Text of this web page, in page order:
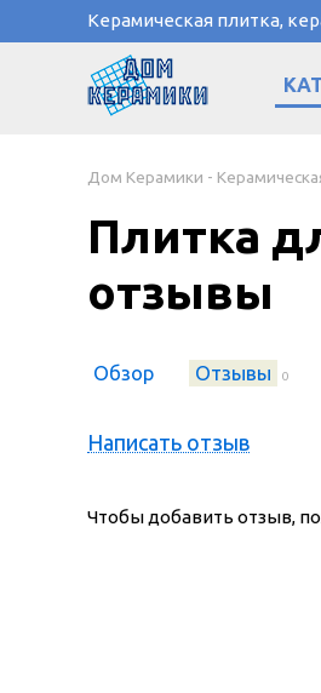
Керамическая плитка,
Дом Керамики -
Плитка
отзывы
Обзор Отзывы 0
Написать отзыв
Чтобы добавить отзыв,